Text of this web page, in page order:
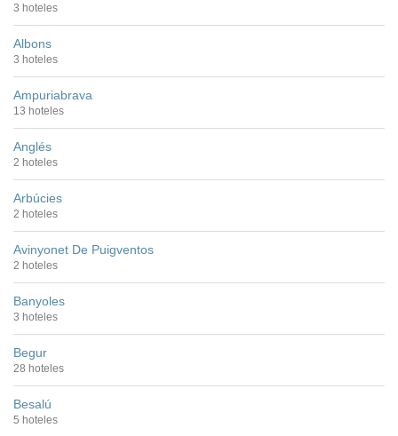
3 hoteles
Albons
3 hoteles
Ampuriabrava
13 hoteles
Anglés
2 hoteles
Arbúcies
2 hoteles
Avinyonet De Puigventos
2 hoteles
Banyoles
3 hoteles
Begur
28 hoteles
Besalú
5 hoteles